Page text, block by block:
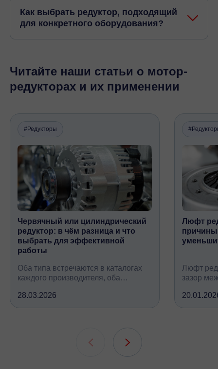
Как выбрать редуктор, подходящий
для конкретного оборудования?
Читайте наши статьи о мотор-
редукторах и их применении
#Редукторы
Червячный или цилиндрический
редуктор: в чём разница и что
выбрать для эффективной
работы
Оба типа встречаются в каталогах
каждого производителя, оба
крутящий момент, но устроены
принципиально по-разному, при
28.03.2026
Люфт
Люфт
зазор
всех